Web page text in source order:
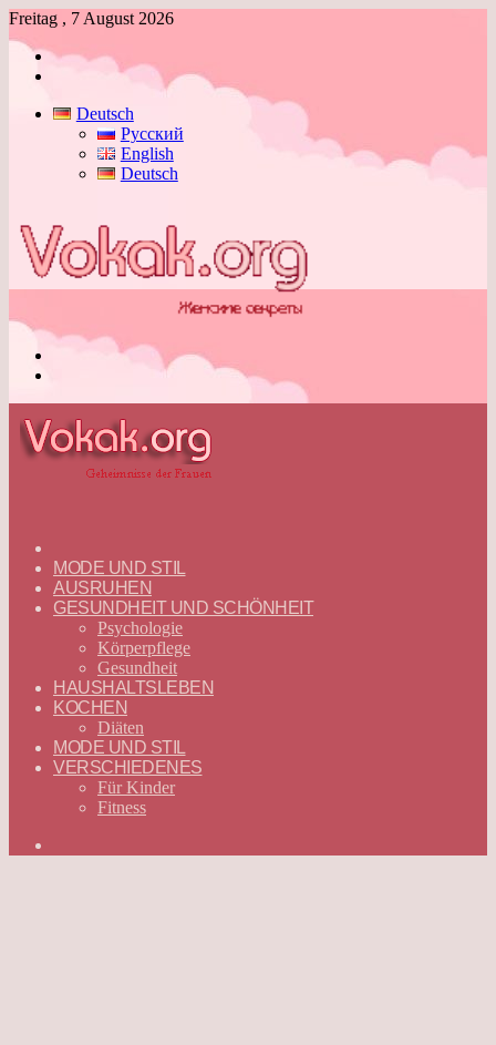
Freitag , 7 August 2026
Anmelden
Deutsch
Русский
English
Deutsch
—
DEUTSCH
MODE UND STIL
AUSRUHEN
GESUNDHEIT UND SCHÖNHEIT
Psychologie
Körperpflege
Gesundheit
HAUSHALTSLEBEN
KOCHEN
Diäten
MODE UND STIL
VERSCHIEDENES
Für Kinder
Fitness